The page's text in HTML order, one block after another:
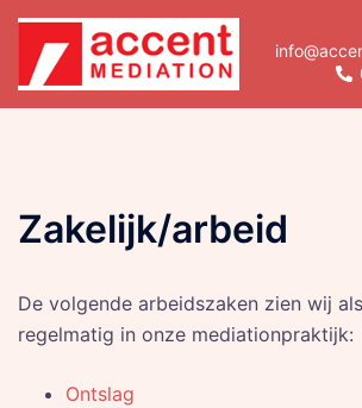
Skip
content
Zakelijk/arbeid
De volgende arbeidszaken zien wij
regelmatig in onze mediationpraktijk:
Ontslag